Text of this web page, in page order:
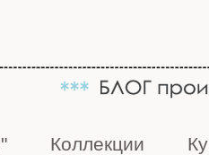
Коллекции